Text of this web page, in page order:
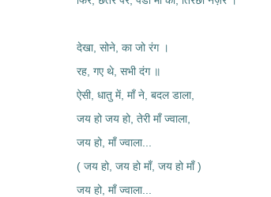
देखा, सोने, का जो रंग ।
रह, गए थे, सभी दंग ॥
ऐसी, धातु में, माँ ने, बदल डाला,
जय हो जय हो, तेरी माँ ज्वाला,
जय हो, माँ ज्वाला...
( जय हो, जय हो माँ, जय हो माँ )
जय हो, माँ ज्वाला...